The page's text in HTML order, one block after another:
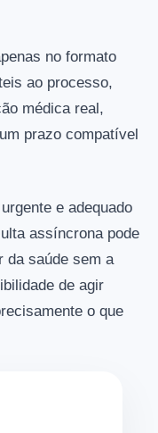
no formato
ao processo,
médica real,
prazo compatível
e adequado
assíncrona pode
da saúde sem a
de agir
o que